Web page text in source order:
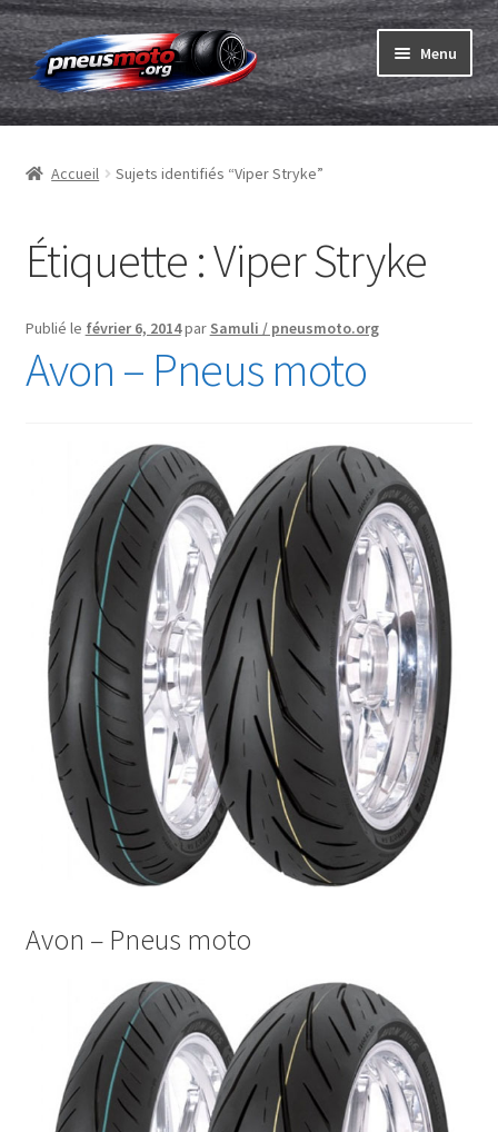
Aller
à
la
navigation
Aller
au
contenu
Menu
Pneus
Ouvrir
Chambres & fonds
Pneu ABC
Marques
Accueil Sujets identifiés “Viper Stryke”
Étiquette :Viper Stryke
Publié le février 6, 2014par Samuli / pneusmoto.org
Avon – Pneus moto
Avon – Pneus moto